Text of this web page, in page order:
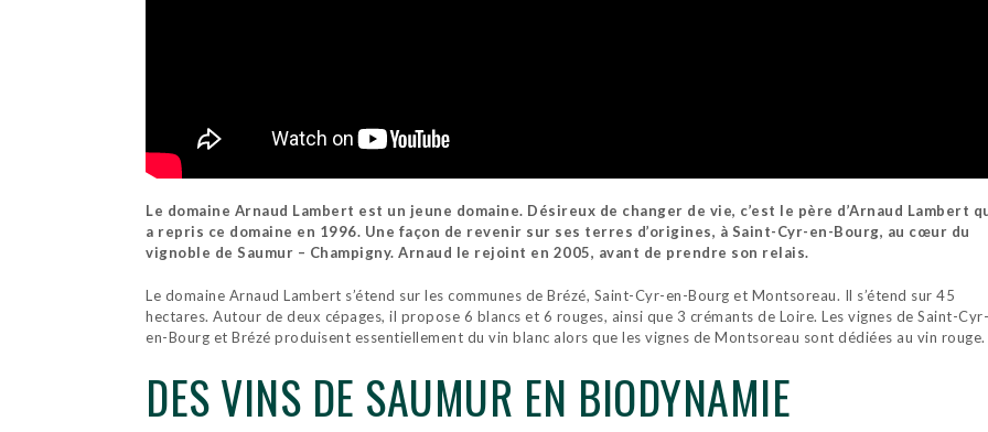
Le domaine Arnaud Lambert est un jeune domaine. Désireux de changer de vie, c’est le père d’Arnaud Lambert
a repris ce domaine en 1996. Une façon de revenir sur ses terres d’origines, à Saint-Cyr-en-Bourg, au cœur du
vignoble de Saumur – Champigny. Arnaud le rejoint en 2005, avant de prendre son relais.
Le domaine Arnaud Lambert s’étend sur les communes de Brézé, Saint-Cyr-en-Bourg et Montsoreau. Il s’étend sur 45
hectares. Autour de deux cépages, il propose 6 blancs et 6 rouges, ainsi que 3 crémants de Loire. Les vignes de Saint-Cyr-
en-Bourg et Brézé produisent essentiellement du vin blanc alors que les vignes de Montsoreau sont dédiées au vin rouge.
DES VINS DE SAUMUR EN BIODYNAMIE